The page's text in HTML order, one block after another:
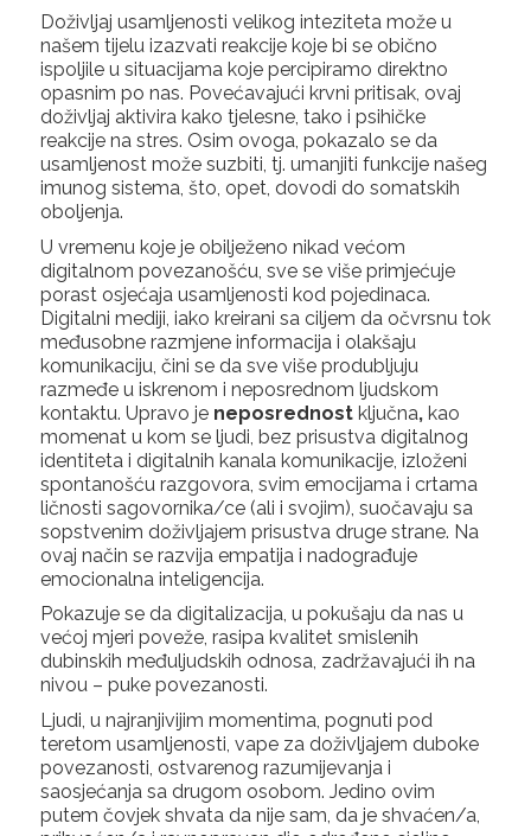
Doživljaj usamljenosti velikog inteziteta može u
našem tijelu izazvati reakcije koje bi se obično
ispoljile u situacijama koje percipiramo direktno
opasnim po nas. Povećavajući krvni pritisak, ovaj
doživljaj aktivira kako tjelesne, tako i psihičke
reakcije na stres. Osim ovoga, pokazalo se da
usamljenost može suzbiti, tj. umanjiti funkcije našeg
imunog sistema, što, opet, dovodi do somatskih
oboljenja.
U vremenu koje je obilježeno nikad većom
digitalnom povezanošću, sve se više primjećuje
porast osjećaja usamljenosti kod pojedinaca.
Digitalni mediji, iako kreirani sa ciljem da očvrsnu tok
međusobne razmjene informacija i olakšaju
komunikaciju, čini se da sve više produbljuju
razmeđe u iskrenom i neposrednom ljudskom
kontaktu. Upravo je neposrednost ključna, kao
momenat u kom se ljudi, bez prisustva digitalnog
identiteta i digitalnih kanala komunikacije, izloženi
spontanošću razgovora, svim emocijama i crtama
ličnosti sagovornika/ce (ali i svojim), suočavaju sa
sopstvenim doživljajem prisustva druge strane. Na
ovaj način se razvija empatija i nadograđuje
emocionalna inteligencija.
Pokazuje se da digitalizacija, u pokušaju da nas u
većoj mjeri poveže, rasipa kvalitet smislenih
dubinskih međuljudskih odnosa, zadržavajući ih na
nivou – puke povezanosti.
Ljudi, u najranjivijim momentima, pognuti pod
teretom usamljenosti, vape za doživljajem duboke
povezanosti, ostvarenog razumijevanja i
saosjećanja sa drugom osobom. Jedino ovim
putem čovjek shvata da nije sam, da je shvaćen/a,